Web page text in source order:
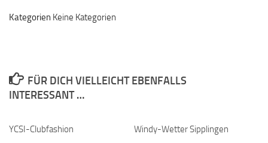
Kategorien Keine Kategorien
FÜR DICH VIELLEICHT EBENFALLS
INTERESSANT …
YCSI-Clubfashion Windy-Wetter Sipplingen